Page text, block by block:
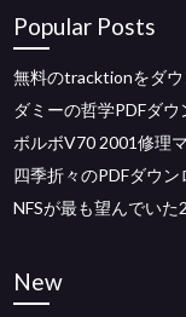
Popular Posts
無料のtracktionをダウ
ダミーの哲学PDFダウ
ボルボV70 2001修理
四季折々のPDFダウン
NFSが最も望んでい
New